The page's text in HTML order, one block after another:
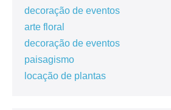
decoração de eventos
arte floral
decoração de eventos
paisagismo
locação de plantas